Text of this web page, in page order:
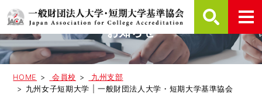
お知らせ
HOME 会員校
九州支部
九州女子短期大学 | 一般財団法人大学・短期大学基準協会